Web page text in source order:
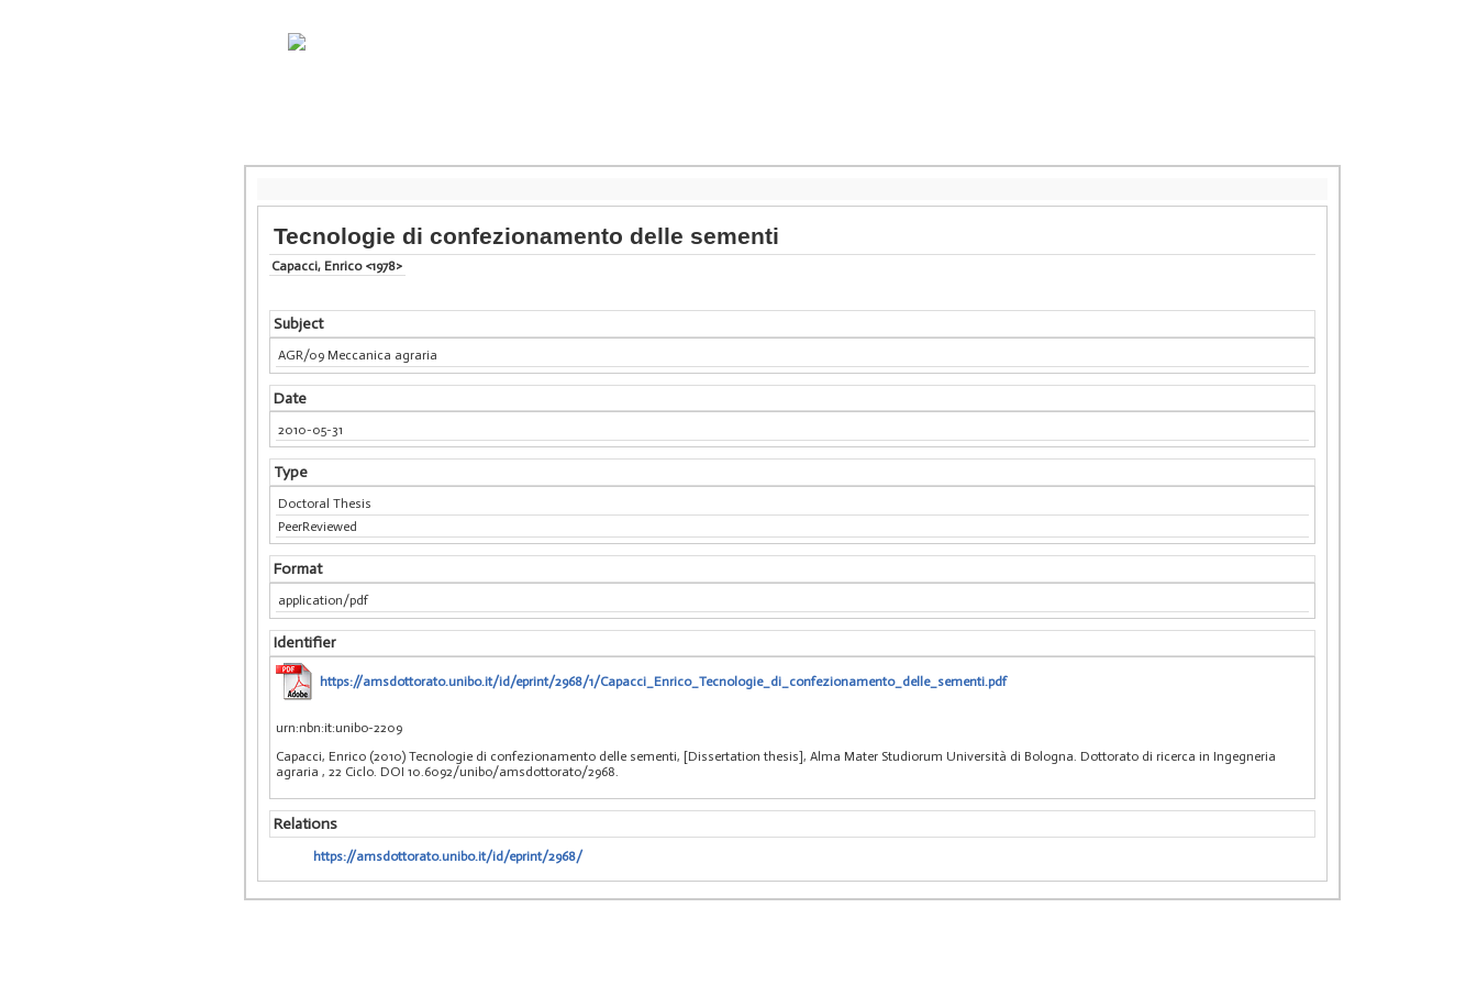
Tecnologie di confezionamento delle sementi
Capacci, Enrico <1978>
Subject
AGR/09 Meccanica agraria
Date
2010-05-31
Type
Doctoral Thesis
PeerReviewed
Format
application/pdf
Identifier
https://amsdottorato.unibo.it/id/eprint/2968/1/Capacci_Enrico_Tecnologie_di_confezionamento_delle_sementi.pdf
urn:nbn:it:unibo-2209
Capacci, Enrico (2010) Tecnologie di confezionamento delle sementi, [Dissertation thesis], Alma Mater Studiorum Università di Bologna. Dottorato di ricerca in Ingegneria
agraria , 22 Ciclo. DOI 10.6092/unibo/amsdottorato/2968.
Relations
https://amsdottorato.unibo.it/id/eprint/2968/